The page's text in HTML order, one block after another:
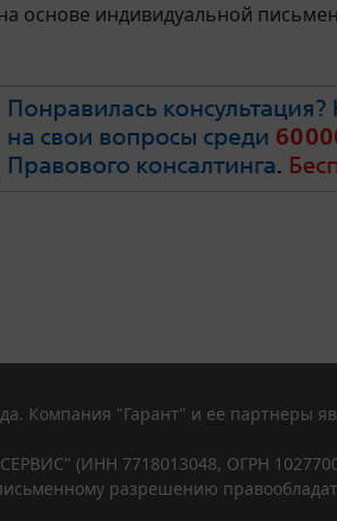
основе индивидуальной
Компания "Гарант" и ее партнеры
(ИНН 7718013048, ОГРН
разрешению